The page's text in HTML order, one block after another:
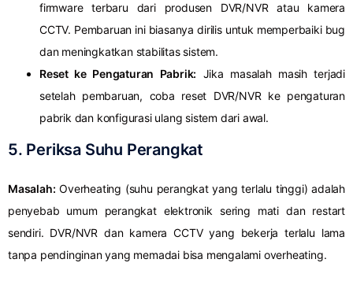
firmware terbaru dari produsen DVR/NVR atau kamera
CCTV. Pembaruan ini biasanya dirilis untuk memperbaiki bug
dan meningkatkan stabilitas sistem.
Reset ke Pengaturan Pabrik: Jika masalah masih terjadi
setelah pembaruan, coba reset DVR/NVR ke pengaturan
pabrik dan konfigurasi ulang sistem dari awal.
5. Periksa Suhu Perangkat
Masalah: Overheating (suhu perangkat yang terlalu tinggi) adalah
penyebab umum perangkat elektronik sering mati dan restart
sendiri. DVR/NVR dan kamera CCTV yang bekerja terlalu lama
tanpa pendinginan yang memadai bisa mengalami overheating.